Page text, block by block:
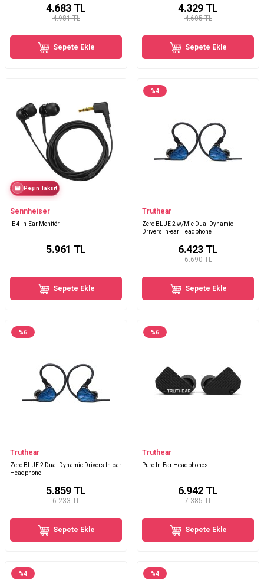
4.981 TL
4.683 TL
Sepete Ekle
4.605 TL
4.329 TL
Sepete Ekle
Peşin Taksit
Sennheiser
IE 4 In-Ear Monitör
5.961 TL
Sepete Ekle
%4
Truthear
Zero BLUE 2 w/Mic Dual Dynamic
Drivers In-ear Headphone
6.690 TL
6.423 TL
Sepete Ekle
%6
Truthear
Zero BLUE 2 Dual Dynamic Drivers In-ear
Headphone
6.233 TL
5.859 TL
Sepete Ekle
%6
Truthear
Pure In-Ear Headphones
7.385 TL
6.942 TL
Sepete Ekle
%4 %4